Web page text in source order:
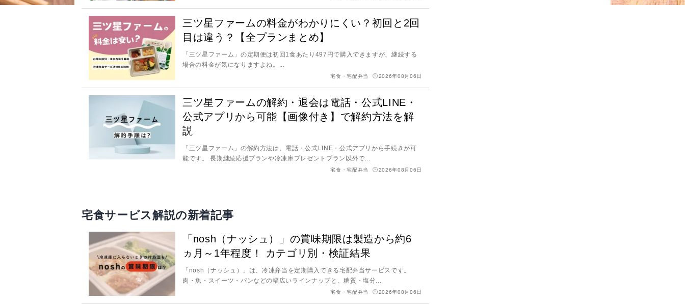
三ツ星ファームの料金がわかりにくい？初回と2回
目は違う？【全プランまとめ】
「三ツ星ファーム」の定期便は初回1食あたり497円で購入できますが、継続する
場合の料金が気になりますよね。...
宅食・宅配弁当 2026年08月06日
三ツ星ファームの解約・退会は電話・公式LINE・
公式アプリから可能【画像付き】で解約方法を解
説
「三ツ星ファーム」の解約方法は、電話・公式LINE・公式アプリから手続きが可
能です。 長期継続応援プランや冷凍庫プレゼントプラン以外で...
宅食・宅配弁当 2026年08月06日
宅食サービス解説の新着記事
「nosh（ナッシュ）」の賞味期限は製造から約6
ヵ月～1年程度！ カテゴリ別・検証結果
「nosh（ナッシュ）」は、冷凍弁当を定期購入できる宅配弁当サービスです。
肉・魚・スイーツ・パンなどの幅広いラインナップと、糖質・塩分...
宅食・宅配弁当 2026年08月06日